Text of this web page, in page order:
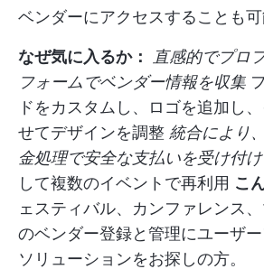
ベンダーにアクセスすることも可
なぜ気に入るか：
直感的でプロ
フォームでベンダー情報を収集
ドをカスタムし、ロゴを追加し
せてデザインを調整 統合により
金処理で安全な支払いを受け付け
して複数のイベントで再利用 こ
ェスティバル、カンファレンス
のベンダー登録と管理にユーザ
ソリューションをお探しの方。